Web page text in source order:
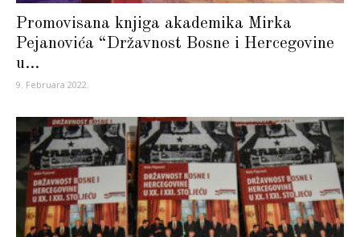
Promovisana knjiga akademika Mirka
Pejanovića “Državnost Bosne i Hercegovine
u...
9. Februara 2022.